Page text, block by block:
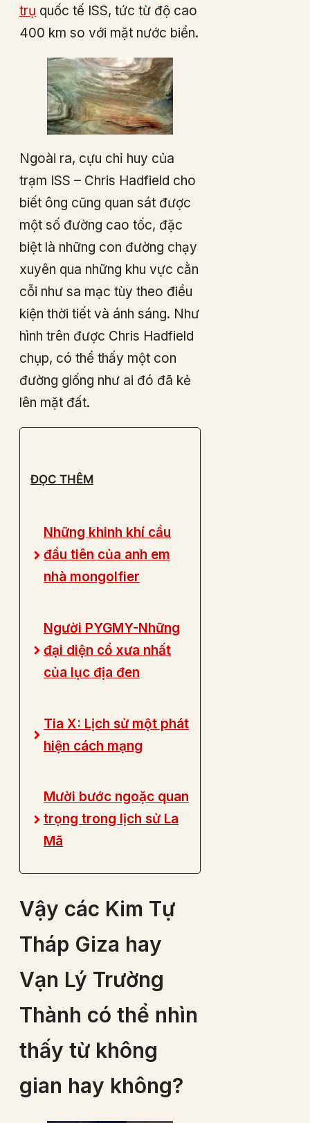
trụ quốc tế ISS, tức từ độ cao
400 km so với mặt nước biển.
Ngoài ra, cựu chỉ huy của
trạm ISS – Chris Hadfield cho
biết ông cũng quan sát được
một số đường cao tốc, đặc
biệt là những con đường chạy
xuyên qua những khu vực cằn
cỗi như sa mạc tùy theo điều
kiện thời tiết và ánh sáng. Như
hình trên được Chris Hadfield
chụp, có thể thấy một con
đường giống như ai đó đã kẻ
lên mặt đất.
ĐỌC THÊM
Những khinh khí cầu
đầu tiên của anh em
nhà mongolfier
Người PYGMY-Những
đại diện cổ xưa nhất
của lục địa đen
Tia X: Lịch sử một phát
hiện cách mạng
Mười bước ngoặc quan
trọng trong lịch sử La
Mã
Vậy các Kim Tự
Tháp Giza hay
Vạn Lý Trường
Thành có thể nhìn
thấy từ không
gian hay không?